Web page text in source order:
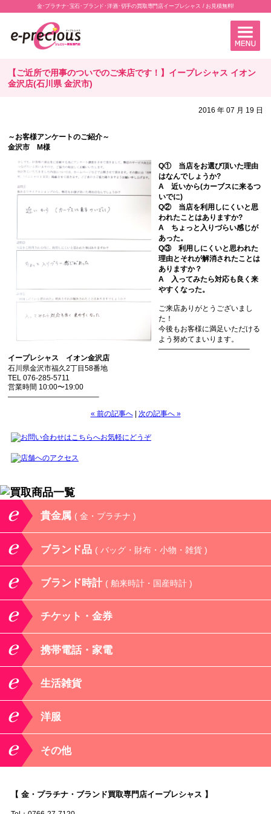
金･プラチナ･宝石･ブランド･洋酒･切手の買取専門店イープレシャス / お見積無料!
【ご近所で用事のついでのご来店です！】イープレシャス イオン
金沢店(石川県 金沢市)
2016 年 07 月 19 日
～お客様アンケートのご紹介～
金沢市 M様
Q① 当店をお選び頂いた理由
はなんでしょうか?
A 近いから(カーブスに来るつ
いでに)
Q② 当店を利用しにくいと思
われたことはありますか?
A ちょっと入りづらい感じが
あった。
Q③ 利用しにくいと思われた
理由とそれが解消されたことは
ありますか？
A 入ってみたら対応も良く来
やすくなった。
ご来店ありがとうございまし
た！
今後もお客様に満足いただける
よう努めてまいります。
————————————–
イープレシャス イオン金沢店
石川県金沢市福久2丁目58番地
TEL 076-285-5711
営業時間 10:00〜19:00
————————————–
« 前の記事へ| 次の記事へ »
貴金属 ( 金・プラチナ )
ブランド品 ( バッグ・財布・小物・雑貨 )
ブランド時計 ( 舶来時計・国産時計 )
チケット・金券
携帯電話・家電
生活雑貨
洋服
その他
【 金・プラチナ・ブランド買取専門店イープレシャス 】